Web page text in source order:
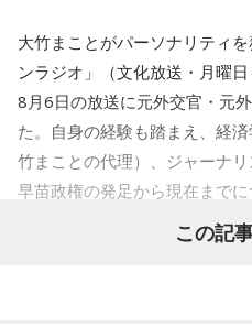
用いたします。
なんばhatchには10/10(土)当日
をお持ちの方がご入場いただ
※チケット代には販売事務手
す。
（イベント中止による払い戻し
いた金額を払い戻します）
なないで / ホピーハイボ /
っつん少年 / みーぽん。 / 紫
girl / メとメ / もさを。 /
山田タケシ / 八生 / 由薫 / 友
と）SAMPO / Lavt / らくだの
爛漫天国 / 梨駆 / Re:name /
OneOnceOver / ん・フェニ
ステーキ
9．今一番欲しいものは？
夏服
10．野球以外での「こだわり」
大竹まことがパーソナリティ
ンラジオ」（文化放送・月曜
8月6日の放送に元外交官・元
た。自身の経験も踏まえ、経
竹まことの代理）、ジャーナ
早苗政権の発足から現在までに
「（前回の田中均の出
この記